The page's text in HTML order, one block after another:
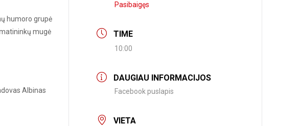
humoro grupė
mugė
Albinas
Pasibaigęs
TIME
10:00
DAUGIAU INFORMACIJOS
Facebook puslapis
VIETA